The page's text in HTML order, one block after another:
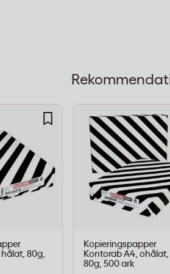
nabbarna
tummen, vilket frigör
80g,
Kopieringspapper
Kontorab A4, ohålat,
80g, 500 ark